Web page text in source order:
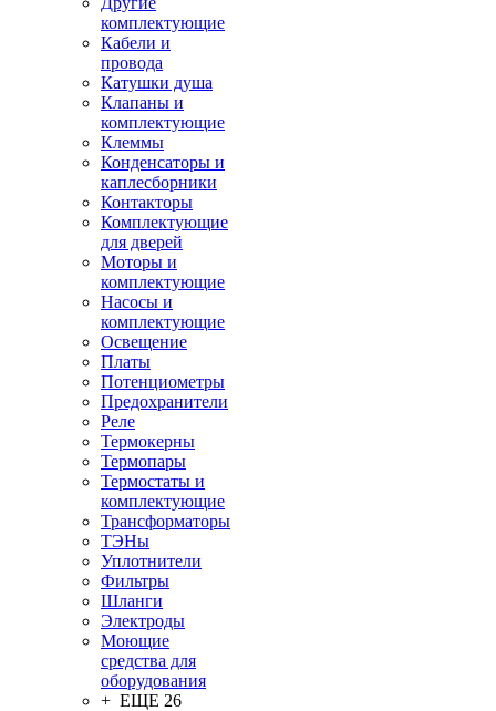
комплектующие
Кабели и
провода
Катушки душа
Клапаны и
комплектующие
Клеммы
Конденсаторы и
каплесборники
Контакторы
Комплектующие
для дверей
Моторы и
комплектующие
Насосы и
комплектующие
Освещение
Платы
Потенциометры
Предохранители
Реле
Термокерны
Термопары
Термостаты и
комплектующие
Трансформаторы
ТЭНы
Уплотнители
Фильтры
Шланги
Электроды
Моющие
средства для
оборудования
+ ЕЩЕ 26